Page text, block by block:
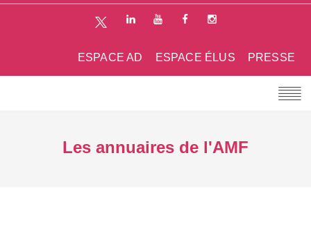
PRESSE
ESPACE ÉLUS
ESPACE AD
Les annuaires de l'AMF